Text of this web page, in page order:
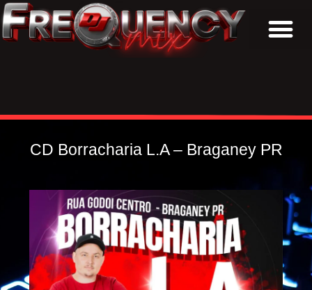
CD Borracharia L.A – Braganey PR